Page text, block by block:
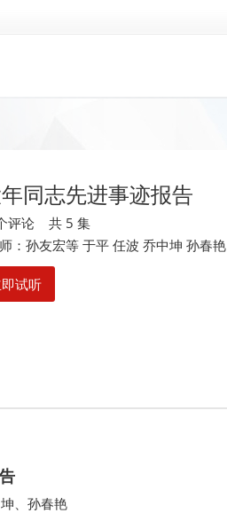
同志先进事迹报告
评论 共 5 集
：孙友宏等 于平 任波 乔中坤 孙春艳
试听
、孙春艳